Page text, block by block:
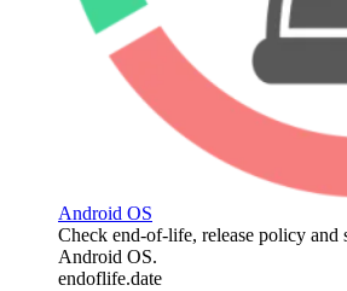
Android OS
Check end-of-life, release policy and
Android OS.
endoflife.date